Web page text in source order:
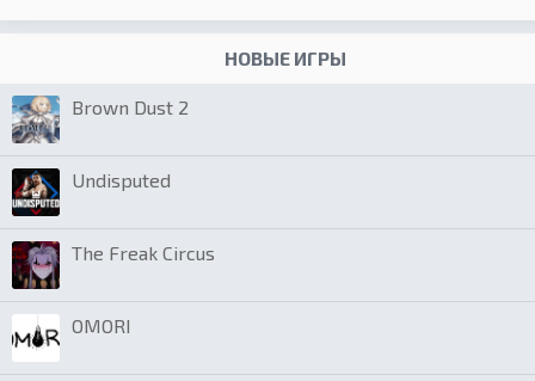
НОВЫЕ ИГРЫ
Brown Dust 2
Undisputed
The Freak Circus
OMORI